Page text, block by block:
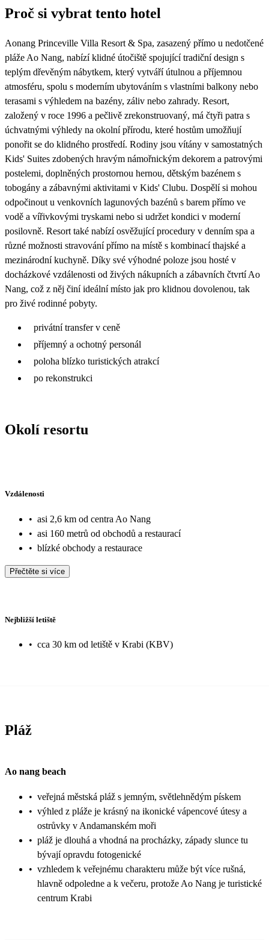
43 869 43 979 45 389
Proč si vybrat tento hotel
Aonang Princeville Villa Resort & Spa, zasazený přímo u nedotčené
pláže Ao Nang, nabízí klidné útočiště spojující tradiční design s
teplým dřevěným nábytkem, který vytváří útulnou a příjemnou
atmosféru, spolu s moderním ubytováním s vlastními balkony nebo
terasami s výhledem na bazény, záliv nebo zahrady. Resort,
založený v roce 1996 a pečlivě zrekonstruovaný, má čtyři patra s
úchvatnými výhledy na okolní přírodu, které hostům umožňují
ponořit se do klidného prostředí. Rodiny jsou vítány v samostatných
Kids' Suites zdobených hravým námořnickým dekorem a patrovými
postelemi, doplněných prostornou hernou, dětským bazénem s
tobogány a zábavnými aktivitami v Kids' Clubu. Dospělí si mohou
odpočinout u venkovních lagunových bazénů s barem přímo ve
vodě a vířivkovými tryskami nebo si udržet kondici v moderní
posilovně. Resort také nabízí osvěžující procedury v denním spa a
různé možnosti stravování přímo na místě s kombinací thajské a
mezinárodní kuchyně. Díky své výhodné poloze jsou hosté v
docházkové vzdálenosti od živých nákupních a zábavních čtvrtí Ao
Nang, což z něj činí ideální místo jak pro klidnou dovolenou, tak
pro živé rodinné pobyty.
privátní transfer v ceně
příjemný a ochotný personál
poloha blízko turistických atrakcí
po rekonstrukci
Okolí resortu
Vzdálenosti
• asi 2,6 km od centra Ao Nang
• asi 160 metrů od obchodů a restaurací
• blízké obchody a restaurace
Přečtěte si více
Nejbližší letiště
• cca 30 km od letiště v Krabi (KBV)
Pláž
Ao nang beach
• veřejná městská pláž s jemným, světlehnědým pískem
• výhled z pláže je krásný na ikonické vápencové útesy a
ostrůvky v Andamanském moři
• pláž je dlouhá a vhodná na procházky, západy slunce tu
bývají opravdu fotogenické
• vzhledem k veřejnému charakteru může být více rušná,
hlavně odpoledne a k večeru, protože Ao Nang je turistické
centrum Krabi